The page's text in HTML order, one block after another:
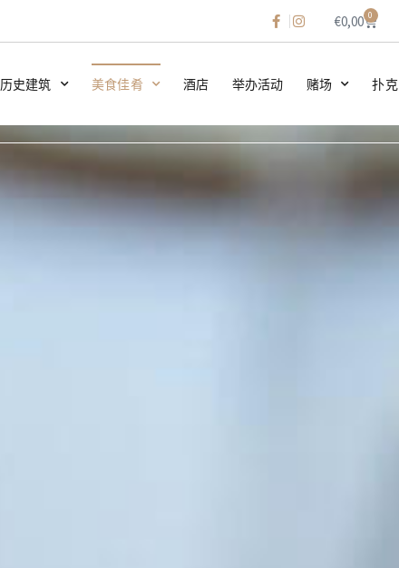
€0,00 0
历史建筑 美食佳肴 酒店 举办活动 赌场 扑克